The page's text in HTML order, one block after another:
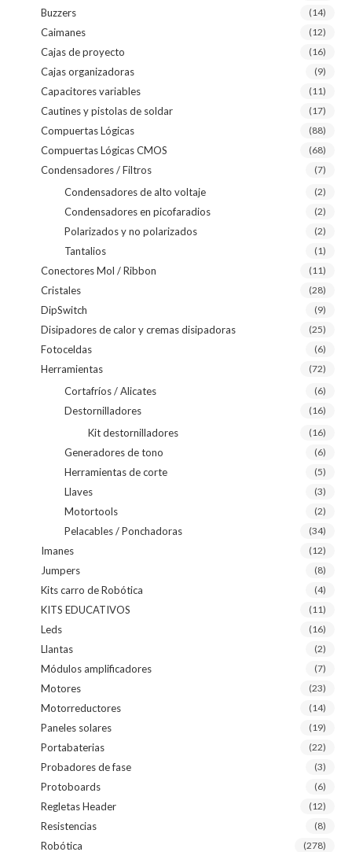
Buzzers (14)
Caimanes (12)
Cajas de proyecto (16)
Cajas organizadoras (9)
Capacitores variables (11)
Cautines y pistolas de soldar (17)
Compuertas Lógicas (88)
Compuertas Lógicas CMOS (68)
Condensadores / Filtros (7)
Condensadores de alto voltaje (2)
Condensadores en picofaradios (2)
Polarizados y no polarizados (2)
Tantalios (1)
Conectores Mol / Ribbon (11)
Cristales (28)
DipSwitch (9)
Disipadores de calor y cremas disipadoras (25)
Fotoceldas (6)
Herramientas (72)
Cortafríos / Alicates (6)
Destornilladores (16)
Kit destornilladores (16)
Generadores de tono (6)
Herramientas de corte (5)
Llaves (3)
Motortools (2)
Pelacables / Ponchadoras (34)
Imanes (12)
Jumpers (8)
Kits carro de Robótica (4)
KITS EDUCATIVOS (11)
Leds (16)
Llantas (2)
Módulos amplificadores (7)
Motores (23)
Motorreductores (14)
Paneles solares (19)
Portabaterias (22)
Probadores de fase (3)
Protoboards (6)
Regletas Header (12)
Resistencias (8)
Robótica (278)